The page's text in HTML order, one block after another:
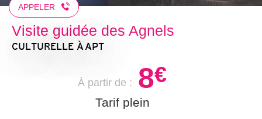
APPELER
Visite guidée des Agnels
CULTURELLE À APT
À partir de : 8€
Tarif plein